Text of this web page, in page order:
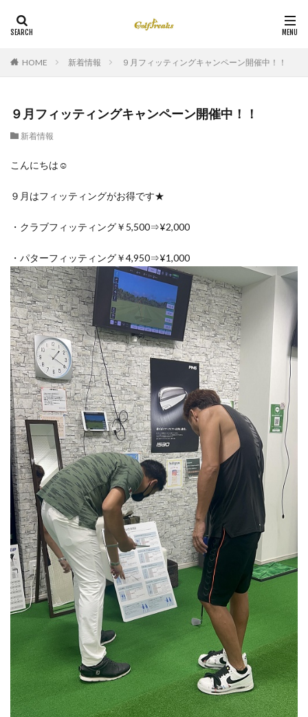
HOME 新着情報 ９月フィッティングキャンペーン開催中！！
９月フィッティングキャンペーン開催中！！
新着情報
こんにちは☺
９月はフィッティングがお得です★
・クラブフィッティング￥5,500⇒¥2,000
・パターフィッティング￥4,950⇒¥1,000